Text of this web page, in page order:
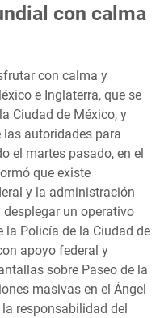
con calma
con calma y
e Inglaterra, que se
Ciudad de México, y
autoridades para
el martes pasado, en el
que existe
y la administración
un operativo
la Policía de la Ciudad de
apoyo federal y
sobre Paseo de la
masivas en el Ángel
responsabilidad del